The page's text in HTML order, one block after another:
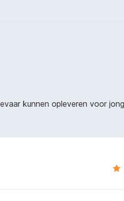
kunnen opleveren voor